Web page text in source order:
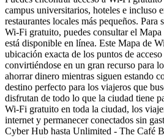
campus universitarios, hoteles e incluso
restaurantes locales más pequeños. Para
Wi-Fi gratuito, puedes consultar el
está disponible en línea. Este Mapa de
ubicación exacta de los puntos de
convirtiéndose en un gran recurso para
ahorrar dinero mientras siguen estando
destino perfecto para los viajeros que
disfrutan de todo lo que la ciudad tiene
Wi-Fi gratuito en toda la ciudad, los
internet y permanecer conectados sin
Cyber Hub hasta Unlimited - The Café